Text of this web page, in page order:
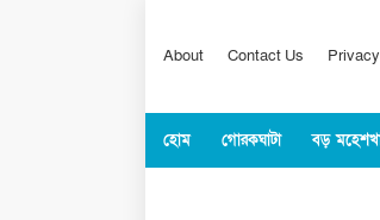
About Contact Us
হোম গোরকঘাটা বড়